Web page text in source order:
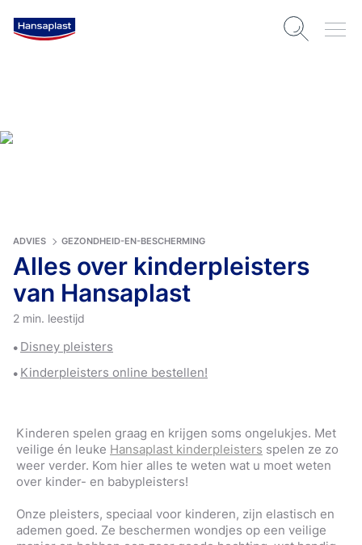
ADVIES GEZONDHEID-EN-BESCHERMING
Alles over kinderpleisters
van Hansaplast
2 min. leestijd
Disney pleisters
Kinderpleisters online bestellen!
Kinderen spelen graag en krijgen soms ongelukjes. Met
veilige én leuke Hansaplast kinderpleisters spelen ze zo
weer verder. Kom hier alles te weten wat u moet weten
over kinder- en babypleisters!
Onze pleisters, speciaal voor kinderen, zijn elastisch en
ademen goed. Ze beschermen wondjes op een veilige